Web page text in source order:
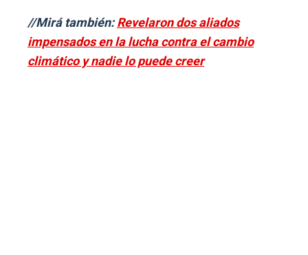
//Mirá también:Revelaron dos aliados
impensados en la lucha contra el cambio
climático y nadie lo puede creer